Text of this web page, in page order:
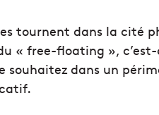
tournent dans la cité
« free-floating »,
souhaitez dans un